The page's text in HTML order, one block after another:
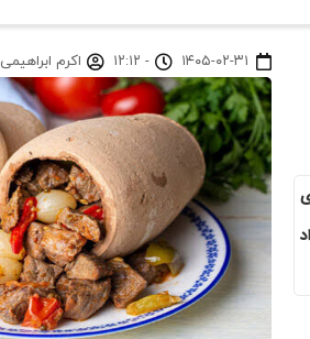
۱۴۰۵-۰۲-۳۱ - ۱۲:۱۲ اکرم ابراهیمی